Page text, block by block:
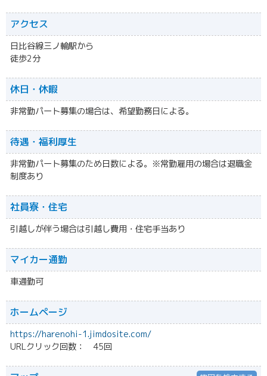
アクセス
日比谷線三ノ輪駅から
徒歩2分
休日・休暇
非常勤パート募集の場合は、希望勤務日による。
待遇・福利厚生
非常勤パート募集のため日数による。※常勤雇用の場合は退職金
制度あり
社員寮・住宅
引越しが伴う場合は引越し費用・住宅手当あり
マイカー通勤
車通勤可
ホームページ
https://harenohi-1.jimdosite.com/
URLクリック回数： 45回